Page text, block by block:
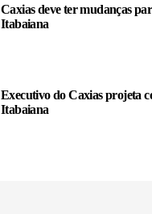
Caxias deve ter mudanças
Itabaiana
Executivo do Caxias projeta
Itabaiana